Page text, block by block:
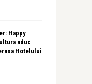
Happy
aduc
Hotelului